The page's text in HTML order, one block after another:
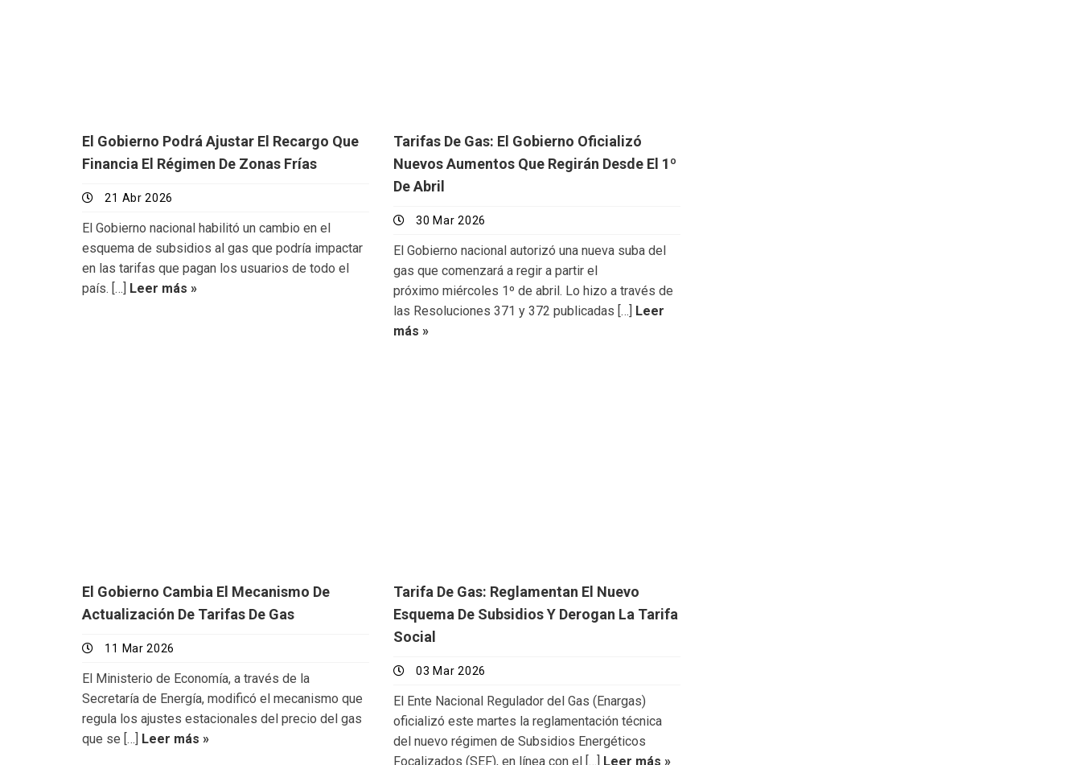
El Gobierno Podrá Ajustar El Recargo Que
Financia El Régimen De Zonas Frías
21 Abr 2026
El Gobierno nacional habilitó un cambio en el
esquema de subsidios al gas que podría impactar
en las tarifas que pagan los usuarios de todo el
país. […]
Leer más »
Tarifas De Gas: El Gobierno Oficializó
Nuevos Aumentos Que Regirán Desde El 1º
De Abril
30 Mar 2026
El Gobierno nacional autorizó una nueva suba del
gas que comenzará a regir a partir el
próximo miércoles 1º de abril. Lo hizo a través de
las Resoluciones 371 y 372 publicadas […]
Leer
más »
El Gobierno Cambia El Mecanismo De
Actualización De Tarifas De Gas
11 Mar 2026
El Ministerio de Economía, a través de la
Secretaría de Energía, modificó el mecanismo que
regula los ajustes estacionales del precio del gas
que se […]
Leer más »
Tarifa De Gas: Reglamentan El Nuevo
Esquema De Subsidios Y Derogan La Tarifa
Social
03 Mar 2026
El Ente Nacional Regulador del Gas (Enargas)
oficializó este martes la reglamentación técnica
del nuevo régimen de Subsidios Energéticos
Focalizados (SEF), en línea con el […]
Leer más »